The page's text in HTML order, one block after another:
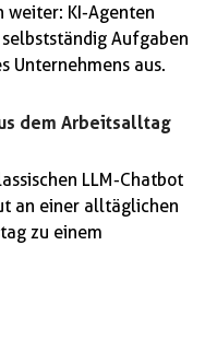
KI-Agenten
Aufgaben
Unternehmens aus.
dem Arbeitsalltag
LLM-Chatbot
an einer alltäglichen
zu einem